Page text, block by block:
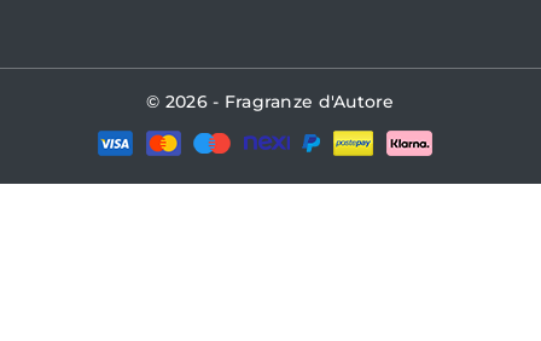
© 2026 - Fragranze d'Autore